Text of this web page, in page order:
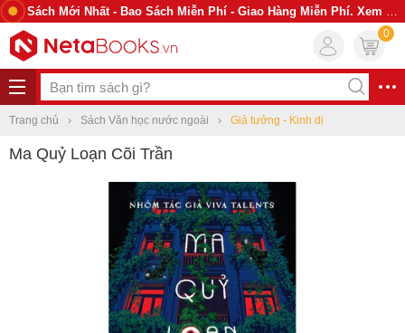
Sách Mới Nhất - Bao Sách Miễn Phí - Giao Hàng Miễn Phí. Xem Ngay
0
Trang chủ Sách Văn học nước ngoài Giả tưởng - Kinh dị
Ma Quỷ Loạn Cõi Trần